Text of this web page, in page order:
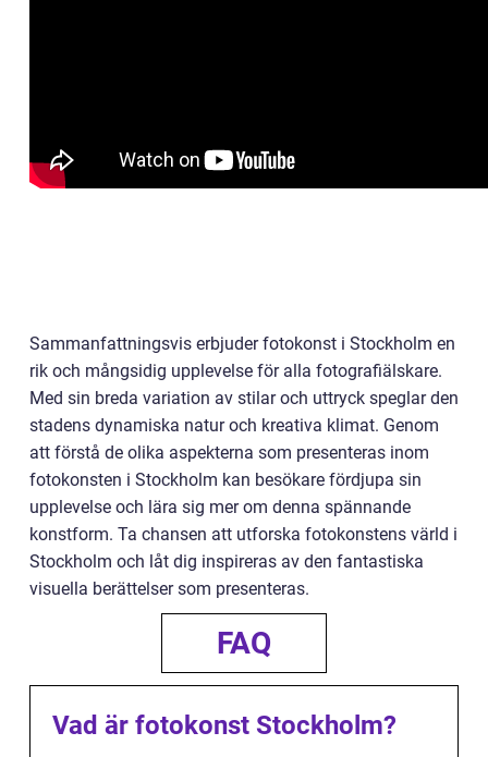
Sammanfattningsvis erbjuder fotokonst i Stockholm en
rik och mångsidig upplevelse för alla fotografiälskare.
Med sin breda variation av stilar och uttryck speglar den
stadens dynamiska natur och kreativa klimat. Genom
att förstå de olika aspekterna som presenteras inom
fotokonsten i Stockholm kan besökare fördjupa sin
upplevelse och lära sig mer om denna spännande
konstform. Ta chansen att utforska fotokonstens värld i
Stockholm och låt dig inspireras av den fantastiska
visuella berättelser som presenteras.
FAQ
Vad är fotokonst Stockholm?